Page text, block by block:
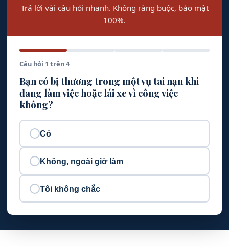
Trả lời vài câu hỏi nhanh. Không ràng buộc, bảo mật
100%.
Câu hỏi 1 trên 4
Bạn có bị thương trong một vụ tai nạn khi
đang làm việc hoặc lái xe vì công việc
không?
Có
Không, ngoài giờ làm
Tôi không chắc